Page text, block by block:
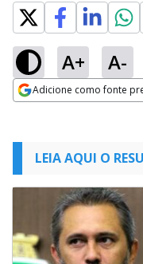
A+ A-
Adicione como fonte
LEIA AQUI O